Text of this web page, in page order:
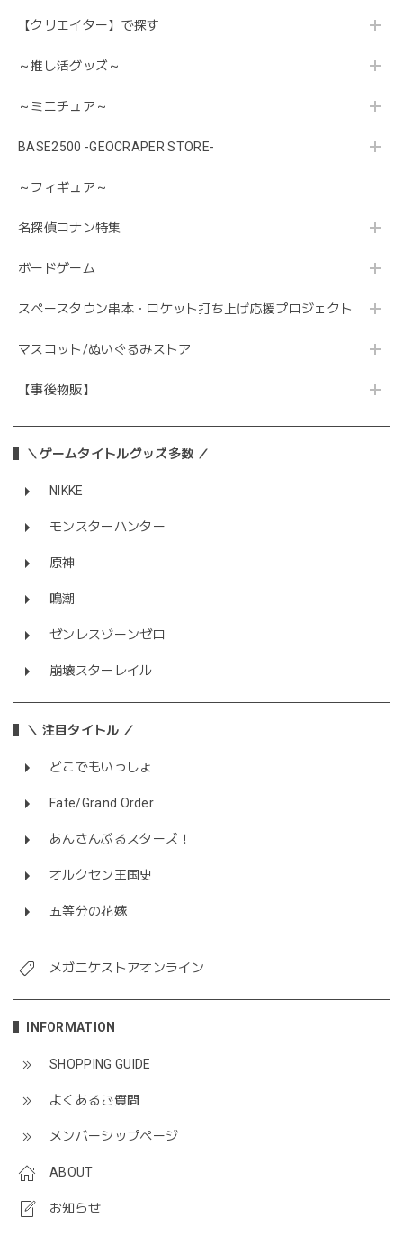
【クリエイター】で探す
～推し活グッズ～
～ミニチュア～
BASE2500 -GEOCRAPER STORE-
～フィギュア～
名探偵コナン特集
ボードゲーム
スペースタウン串本・ロケット打ち上げ応援プロジェクト
マスコット/ぬいぐるみストア
【事後物販】
＼ゲームタイトルグッズ多数 ／
NIKKE
モンスターハンター
原神
鳴潮
ゼンレスゾーンゼロ
崩壊スターレイル
＼ 注目タイトル ／
どこでもいっしょ
Fate/Grand Order
あんさんぶるスターズ！
オルクセン王国史
五等分の花嫁
メガニケストアオンライン
INFORMATION
SHOPPING GUIDE
よくあるご質問
メンバーシップページ
ABOUT
お知らせ